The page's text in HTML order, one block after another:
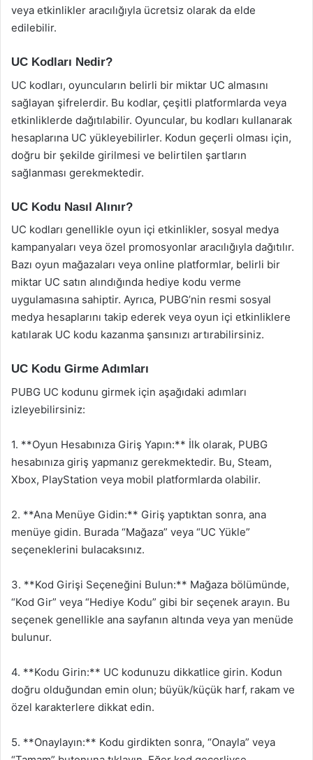
veya etkinlikler aracılığıyla ücretsiz olarak da elde
edilebilir.
UC Kodları Nedir?
UC kodları, oyuncuların belirli bir miktar UC almasını
sağlayan şifrelerdir. Bu kodlar, çeşitli platformlarda veya
etkinliklerde dağıtılabilir. Oyuncular, bu kodları kullanarak
hesaplarına UC yükleyebilirler. Kodun geçerli olması için,
doğru bir şekilde girilmesi ve belirtilen şartların
sağlanması gerekmektedir.
UC Kodu Nasıl Alınır?
UC kodları genellikle oyun içi etkinlikler, sosyal medya
kampanyaları veya özel promosyonlar aracılığıyla dağıtılır.
Bazı oyun mağazaları veya online platformlar, belirli bir
miktar UC satın alındığında hediye kodu verme
uygulamasına sahiptir. Ayrıca, PUBG’nin resmi sosyal
medya hesaplarını takip ederek veya oyun içi etkinliklere
katılarak UC kodu kazanma şansınızı artırabilirsiniz.
UC Kodu Girme Adımları
PUBG UC kodunu girmek için aşağıdaki adımları
izleyebilirsiniz:
1. **Oyun Hesabınıza Giriş Yapın:** İlk olarak, PUBG
hesabınıza giriş yapmanız gerekmektedir. Bu, Steam,
Xbox, PlayStation veya mobil platformlarda olabilir.
2. **Ana Menüye Gidin:** Giriş yaptıktan sonra, ana
menüye gidin. Burada “Mağaza” veya “UC Yükle”
seçeneklerini bulacaksınız.
3. **Kod Girişi Seçeneğini Bulun:** Mağaza bölümünde,
“Kod Gir” veya “Hediye Kodu” gibi bir seçenek arayın. Bu
seçenek genellikle ana sayfanın altında veya yan menüde
bulunur.
4. **Kodu Girin:** UC kodunuzu dikkatlice girin. Kodun
doğru olduğundan emin olun; büyük/küçük harf, rakam ve
özel karakterlere dikkat edin.
5. **Onaylayın:** Kodu girdikten sonra, “Onayla” veya